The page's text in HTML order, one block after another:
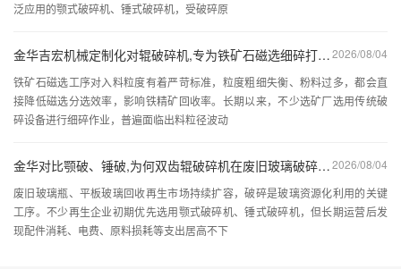
泛应用的颚式破碎机、锤式破碎机，受破碎原
2026/08/04
金华吉宏机械定制化对辊破碎机,专为铁矿石磁选细碎打造,粒度 3-15mm 自由可调!
铁矿石磁选工序对入料粒度有着严苛标准，粒度粗细失衡、粉料过多，都会直
接降低磁选分选效率，影响铁精矿回收率。长期以来，不少选矿厂选用传统破
碎设备进行细碎作业，普遍面临出料粒径波动
2026/08/04
金华对比颚破、锤破,为何双齿辊破碎机在废旧玻璃破碎作业中综合使用成本更低？
废旧玻璃瓶、平板玻璃回收再生市场持续扩容，破碎是玻璃资源化利用的关键
工序。不少再生企业初期优先选用颚式破碎机、锤式破碎机，但长期运营后发
现配件消耗、电费、原料损耗等支出居高不下